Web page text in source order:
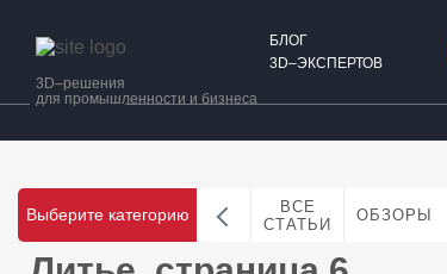
3D–решения
для промышленности и бизнеса
БЛОГ
3D–ЭКСПЕРТОВ
Выберите категорию
ВСЕ
СТАТЬИ
ОБЗОРЫ